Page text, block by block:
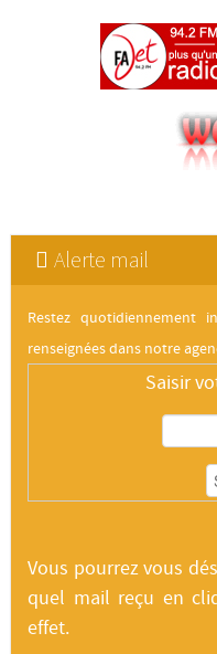
Alerte mail
Restez quotidiennement
renseignées dans notre
Saisir
Vous pourrez vous
quel mail reçu en
effet.